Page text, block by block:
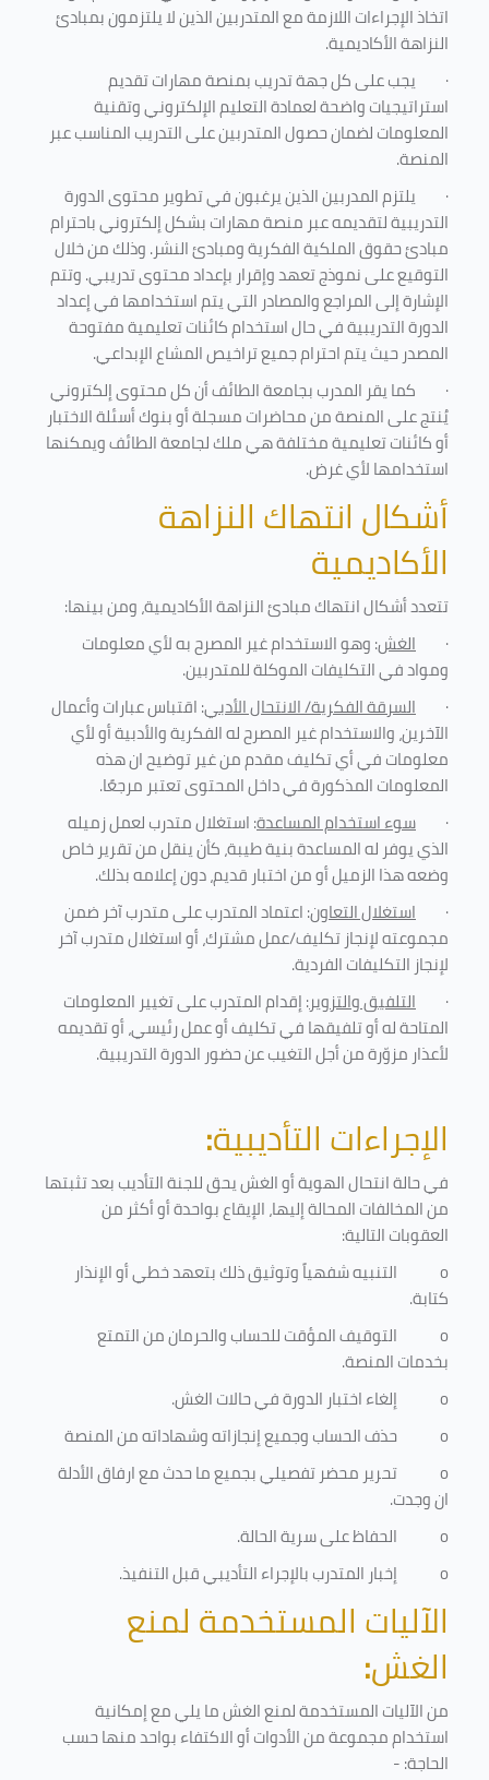
اتخاذ الإجراءات اللازمة مع المتدربين الذين لا يلتزمون بمبادئ
النزاهة الأكاديمية.
· يجب على كل جهة تدريب بمنصة مهارات تقديم
استراتيجيات واضحة لعمادة التعليم الإلكتروني وتقنية
المعلومات لضمان حصول المتدربين على التدريب المناسب عبر
المنصة.
· يلتزم المدربين الذين يرغبون في تطوير محتوى الدورة
التدريبية لتقديمه عبر منصة مهارات بشكل إلكتروني باحترام
مبادئ حقوق الملكية الفكرية ومبادئ النشر. وذلك من خلال
التوقيع على نموذج تعهد وإقرار بإعداد محتوى تدريبي. وتتم
الإشارة إلى المراجع والمصادر التي يتم استخدامها في إعداد
الدورة التدريبية في حال استخدام كائنات تعليمية مفتوحة
المصدر حيث يتم احترام جميع تراخيص المشاع الإبداعي.
· كما يقر المدرب بجامعة الطائف أن كل محتوى إلكتروني
يُنتج على المنصة من محاضرات مسجلة أو بنوك أسئلة الاختبار
أو كائنات تعليمية مختلفة هي ملك لجامعة الطائف ويمكنها
استخدامها لأي غرض.
أشكال انتهاك النزاهة
الأكاديمية
تتعدد أشكال انتهاك مبادئ النزاهة الأكاديمية، ومن بينها:
· الغش: وهو الاستخدام غير المصرح به لأي معلومات
ومواد في التكليفاتالموكلة للمتدربين.
· السرقة الفكرية/ الانتحال الأدبي: اقتباس عبارات وأعمال
الآخرين، والاستخدام غير المصرح له الفكرية والأدبية أو لأي
معلومات في أي تكليف مقدم من غير توضيح ان هذه
المعلومات المذكورة في داخل المحتوى تعتبر مرجعًا.
· سوء استخدام المساعدة: استغلال متدرب لعمل زميله
الذي يوفر له المساعدة بنية طيبة، كأن ينقل من تقرير خاص
وضعه هذا الزميل أو من اختبار قديم، دون إعلامه بذلك.
· استغلال التعاون: اعتماد المتدرب على متدرب آخر ضمن
مجموعته لإنجاز تكليف/عمل مشترك، أو استغلال متدرب آخر
لإنجاز التكليفات الفردية.
· التلفيق والتزوير: إقدام المتدرب على تغيير المعلومات
المتاحة له أو تلفيقها في تكليف أو عمل رئيسي، أو تقديمه
لأعذار مزوّرة من أجل التغيب عن حضور الدورة التدريبية.
الإجراءات التأديبية:
في حالة انتحال الهوية أو الغش يحق للجنة التأديب بعد تثبتها
من المخالفات المحالة إليها، الإيقاع بواحدة أو أكثر من
العقوبات التالية:
o
التنبيه شفهياً وتوثيق ذلك بتعهد خطي أو الإنذار
كتابة.
o
التوقيف المؤقت للحساب والحرمان من التمتع
بخدمات المنصة.
o
إلغاء اختبار الدورة في حالات الغش.
o
حذف الحساب وجميع إنجازاته وشهاداته من المنصة
o
تحرير محضر تفصيلي بجميع ما حدث مع ارفاق الأدلة
ان وجدت.
o
الحفاظ على سرية الحالة.
o
إخبار المتدرب بالإجراء التأديبي قبل التنفيذ.
الآليات المستخدمة لمنع
الغش:
من الآليات المستخدمة لمنع الغش ما يلي مع إمكانية
استخدام مجموعة من الأدوات أو الاكتفاء بواحد منها حسب
الحاجة: -